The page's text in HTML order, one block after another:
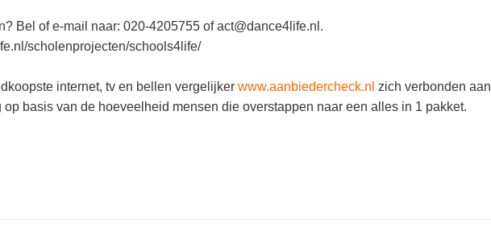
Bel of e-mail naar: 020-4205755 of act@dance4life.nl.
scholenprojecten/schools4life/
internet, tv en bellen vergelijker www.aanbiedercheck.nl zich verbonden aan
basis van de hoeveelheid mensen die overstappen naar een alles in 1 pakket.